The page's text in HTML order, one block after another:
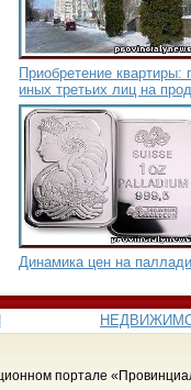
Приобретение квартиры:
иных третьих лиц на
Динамика цен на
портале